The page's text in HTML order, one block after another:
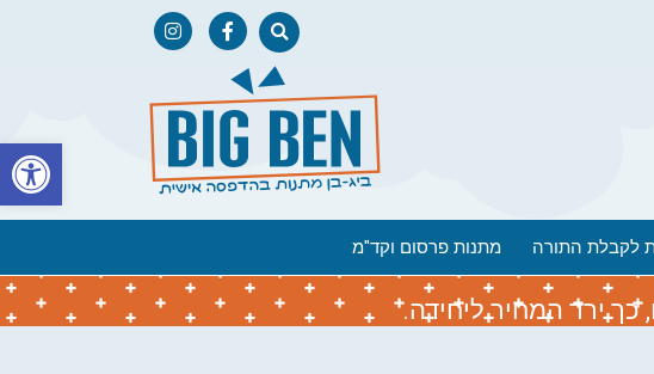
לקבלת התורה מתנות פרסום וקד"מ
ירד המחיר ליחידה.